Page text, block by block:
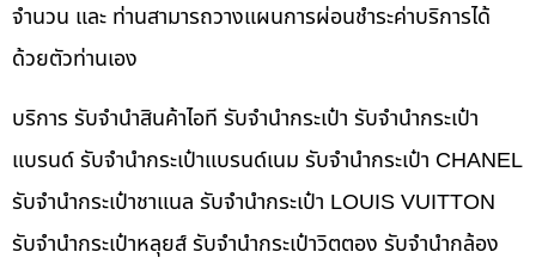
จำนวน และ ท่านสามารถวางแผนการผ่อนชำระค่าบริการได้
ด้วยตัวท่านเอง
บริการ รับจำนำสินค้าไอที รับจำนำกระเป๋า รับจำนำกระเป๋า
แบรนด์ รับจำนำกระเป๋าแบรนด์เนม รับจำนำกระเป๋า CHANEL
รับจำนำกระเป๋าชาแนล รับจำนำกระเป๋า LOUIS VUITTON
รับจำนำกระเป๋าหลุยส์ รับจำนำกระเป๋าวิตตอง รับจำนำกล้อง